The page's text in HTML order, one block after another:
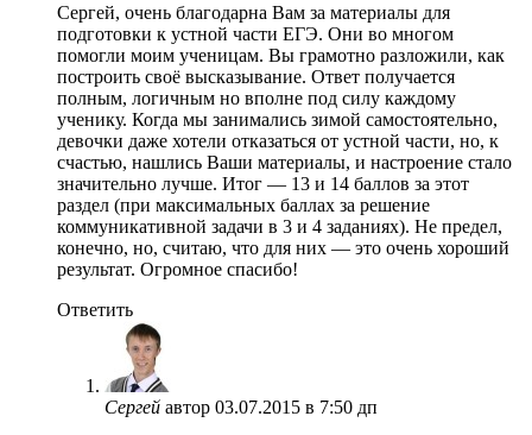
Сергей, очень благодарна Вам за материалы для
подготовки к устной части ЕГЭ. Они во многом
помогли моим ученицам. Вы грамотно разложили, как
построить своё высказывание. Ответ получается
полным, логичным но вполне под силу каждому
ученику. Когда мы занимались зимой самостоятельно,
девочки даже хотели отказаться от устной части, но, к
счастью, нашлись Ваши материалы, и настроение стало
значительно лучше. Итог — 13 и 14 баллов за этот
раздел (при максимальных баллах за решение
коммуникативной задачи в 3 и 4 заданиях). Не предел,
конечно, но, считаю, что для них — это очень хороший
результат. Огромное спасибо!
Ответить
Сергей автор 03.07.2015 в 7:50 дп